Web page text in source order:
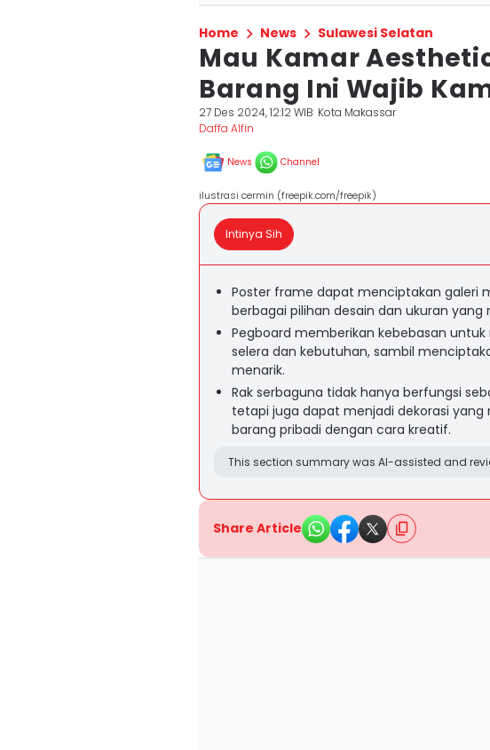
Home News Sulawesi Selatan
Mau Kamar
Barang Ini Wajib
27 Des 2024, 12:12 WIB Kota Makassar
Daffa Alfin
News Channel
ilustrasi cermin (freepik.com/freepik)
Intinya Sih
Poster frame dapat menciptakan galeri
berbagai pilihan desain dan ukuran
Pegboard memberikan kebebasan
selera dan kebutuhan, sambil
menarik.
Rak serbaguna tidak hanya berfungsi
tetapi juga dapat menjadi dekorasi
barang pribadi dengan cara kreatif.
This section summary was AI-assisted and
Share Article